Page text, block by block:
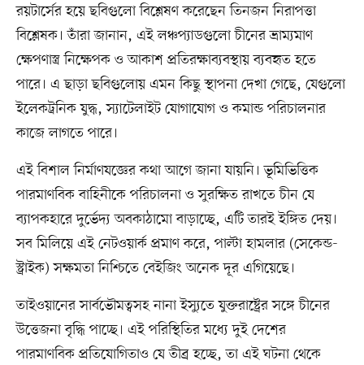
রয়টার্সের হয়ে ছবিগুলো বিশ্লেষণ করেছেন তিনজন নিরাপত্তা
বিশ্লেষক। তাঁরা জানান, এই লঞ্চপ্যাডগুলো চীনের ভ্রাম্যমাণ
ক্ষেপণাস্ত্র নিক্ষেপক ও আকাশ প্রতিরক্ষাব্যবস্থায় ব্যবহৃত হতে
পারে। এ ছাড়া ছবিগুলোয় এমন কিছু স্থাপনা দেখা গেছে, যেগুলো
ইলেকট্রনিক যুদ্ধ, স্যাটেলাইট যোগাযোগ ও কমান্ড পরিচালনার
কাজে লাগতে পারে।
এই বিশাল নির্মাণযজ্ঞের কথা আগে জানা যায়নি। ভূমিভিত্তিক
পারমাণবিক বাহিনীকে পরিচালনা ও সুরক্ষিত রাখতে চীন যে
ব্যাপকহারে দুর্ভেদ্য অবকাঠামো বাড়াচ্ছে, এটি তারই ইঙ্গিত দেয়।
সব মিলিয়ে এই নেটওয়ার্ক প্রমাণ করে, পাল্টা হামলার (সেকেন্ড-
স্ট্রাইক) সক্ষমতা নিশ্চিতে বেইজিং অনেক দূর এগিয়েছে।
তাইওয়ানের সার্বভৌমত্বসহ নানা ইস্যুতে যুক্তরাষ্ট্রের সঙ্গে চীনের
উত্তেজনা বৃদ্ধি পাচ্ছে। এই পরিস্থিতির মধ্যে দুই দেশের
পারমাণবিক প্রতিযোগিতাও যে তীব্র হচ্ছে, তা এই ঘটনা থেকে